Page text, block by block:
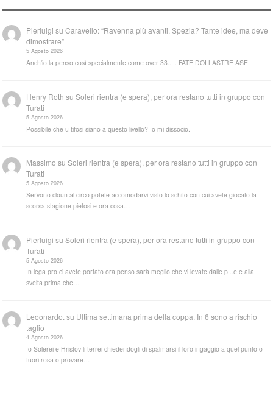
Pierluigi suCaravello: “Ravenna più avanti. Spezia? Tante idee, ma deve
dimostrare”
5 Agosto 2026
Anch'io la penso così specialmente come over 33..... FATE DOI LASTRE ASE
Henry Roth suSoleri rientra (e spera), per ora restano tutti in gruppo con
Turati
5 Agosto 2026
Possibile che u tifosi siano a questo livello? Io mi dissocio.
Massimo suSoleri rientra (e spera), per ora restano tutti in gruppo con
Turati
5 Agosto 2026
Servono cloun al circo potete accomodarvi visto lo schifo con cui avete giocato la
scorsa stagione pietosi e ora cosa…
Pierluigi suSoleri rientra (e spera), per ora restano tutti in gruppo con
Turati
5 Agosto 2026
In lega pro ci avete portato ora penso sarà meglio che vi levate dalle p...e e alla
svelta prima che…
Leoonardo. su Ultima settimana prima della coppa. In 6 sono a rischio
taglio
4 Agosto 2026
Io Solerei e Hristov li terrei chiedendogli di spalmarsi il loro ingaggio a quel punto o
fuori rosa o provare…